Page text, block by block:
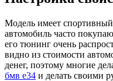
Модель имеет спортивный
автомобиль часто
его тюнинг очень
видно из стоимости
денег, поэтому многие
бмв е34 и делать своими